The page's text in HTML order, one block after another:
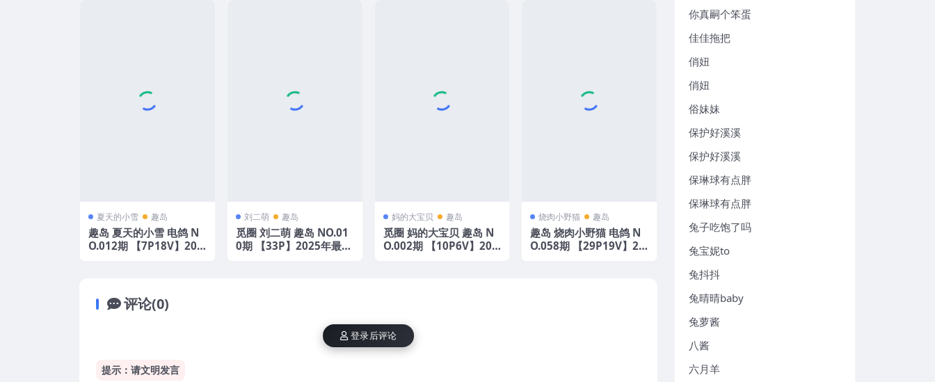
夏天的小雪 趣岛
趣岛 夏天的小雪 电鸽 N
O.012期 【7P18V】202
刘二萌 趣岛
觅圈 刘二萌 趣岛 NO.01
0期 【33P】2025年最新
妈的大宝贝 趣岛
觅圈 妈的大宝贝 趣岛 N
O.002期 【10P6V】202
烧肉小野猫 趣岛
趣岛 烧肉小野猫 电鸽 N
O.058期 【29P19V】20
评论(0)
提示：请文明发言
登录后评论
你真嗣个笨蛋
佳佳拖把
俏妞
俏妞
俗妹妹
保护好溪溪
保护好溪溪
保琳球有点胖
保琳球有点胖
兔子吃饱了吗
兔宝妮to
兔抖抖
兔晴晴baby
兔萝酱
八酱
六月羊